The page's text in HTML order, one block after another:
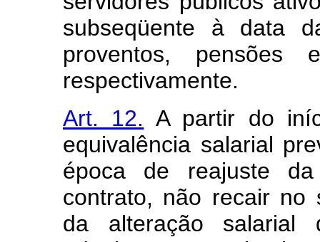
subseqüente à data
proventos, pensões
respectivamente.
Art. 12. A partir do
equivalência salarial
época de reajuste da
contrato, não recair no
da alteração salarial